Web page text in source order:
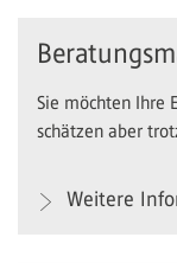
Sie möchten Ihre
schätzen aber
Weitere